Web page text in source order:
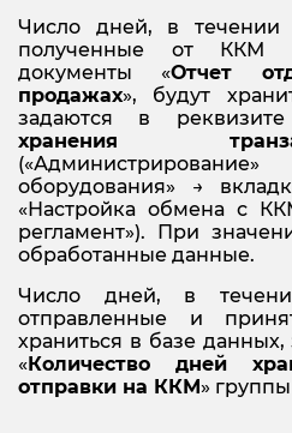
Число дней, в течении
полученные от ККМ
документы «Отчет
продажах», будут
задаются в
хранения
оборудования» →
«Настройка обмена с
регламент»). При
обработанные данные.
Число дней, в
отправленные и
храниться в базе
« Количество дней
отправки на ККМ»